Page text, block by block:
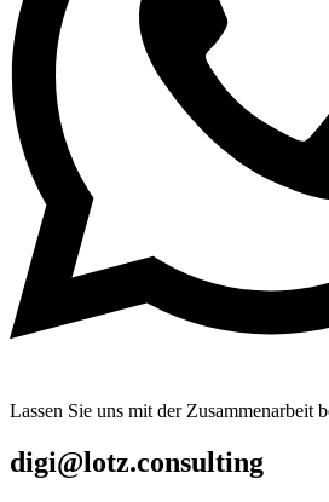
Lassen Sie uns mit der Zusammenarbeit
digi@lotz.consulting